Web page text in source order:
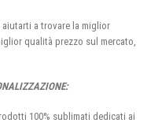
a trovare la miglior
qualità prezzo sul mercato,
100% sublimati dedicati ai